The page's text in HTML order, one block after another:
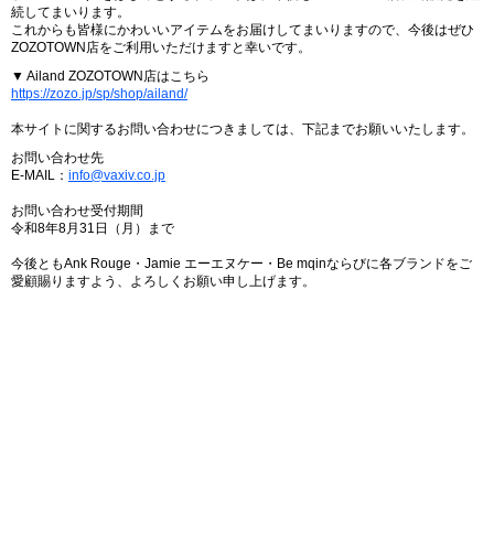
続してまいります。
これからも皆様にかわいいアイテムをお届けしてまいりますので、今後はぜひ
ZOZOTOWN店をご利用いただけますと幸いです。
▼ Ailand ZOZOTOWN店はこちら
https://zozo.jp/sp/shop/ailand/
本サイトに関するお問い合わせにつきましては、下記までお願いいたします。
お問い合わせ先
E-MAIL： info@vaxiv.co.jp
お問い合わせ受付期間
令和8年8月31日（月）まで
今後ともAnk Rouge・Jamie エーエヌケー・Be mqinならびに各ブランドをご
愛顧賜りますよう、よろしくお願い申し上げます。